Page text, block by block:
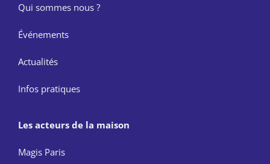
Qui sommes nous ?
Événements
Actualités
Infos pratiques
Les acteurs de la maison
Magis Paris